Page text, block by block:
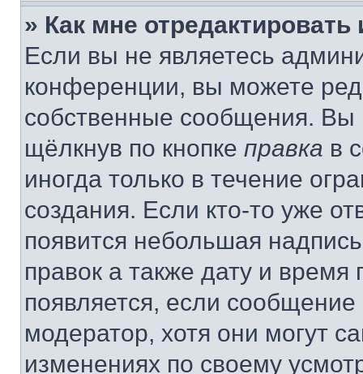
» Как мне
Если вы не являетесь
конференции, вы можете
собственные сообщения. Вы
щёлкнув по кнопке правка в
иногда только в течение
создания. Если кто-то уже
появится небольшая
правок а также дату и
появляется, если
модератор, хотя они могут
изменениях по своему